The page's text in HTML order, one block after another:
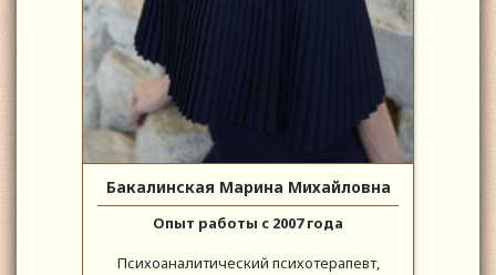
Бакалинская Марина Михайловна
Опыт работы с 2007 года
Психоаналитический психотерапевт,